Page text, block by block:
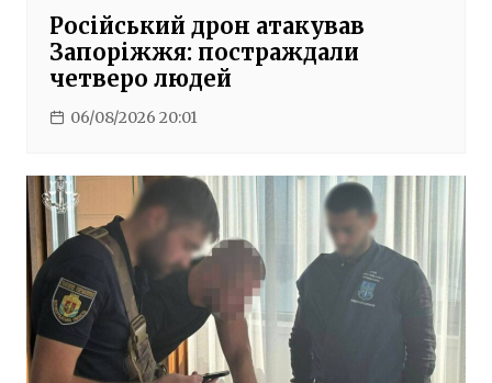
Російський дрон атакував
Запоріжжя: постраждали
четверо людей
06/08/2026 20:01